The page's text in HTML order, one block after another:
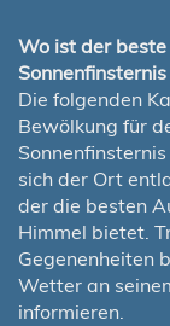
Wo ist der
Die folgenden
Bewölkung für
sich der Ort
der die besten
Himmel bietet.
Gegenenheiten
Wetter an
informieren.